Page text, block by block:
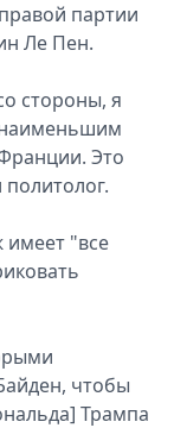
партии
Ле Пен.
стороны, я
Это
"все
чтобы
Трампа